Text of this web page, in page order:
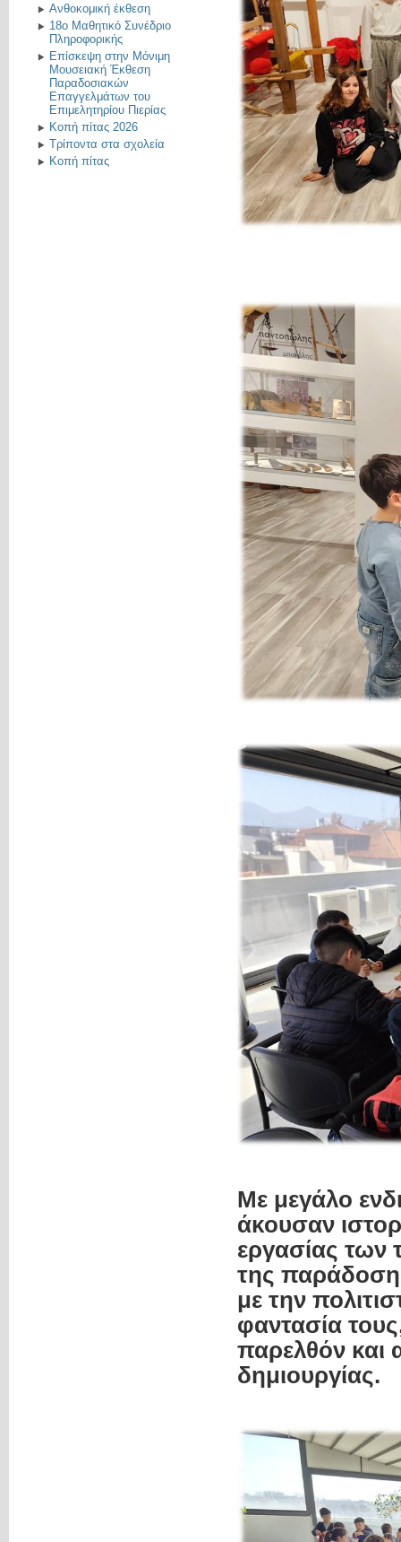
Ανθοκομική έκθεση
18ο Μαθητικό Συνέδριο
Πληροφορικής
Επίσκεψη στην Μόνιμη
Μουσειακή Έκθεση
Παραδοσιακών
Επαγγελμάτων του
Επιμελητηρίου Πιερίας
Κοπή πίτας 2026
Τρίποντα στα σχολεία
Κοπή πίτας
Με μεγάλο
άκουσαν
εργασίας των
της
με την
φαντασία
παρελθόν και
δημιουργίας.